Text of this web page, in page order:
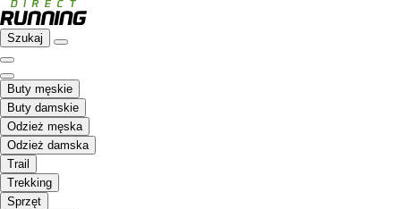
Szukaj
Buty męskie
Buty damskie
Odzież męska
Odzież damska
Trail
Trekking
Sprzęt